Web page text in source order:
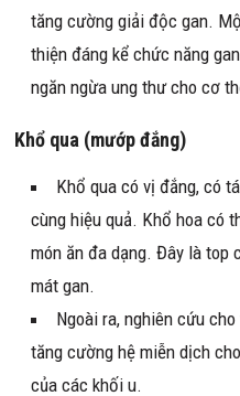
tăng cường giải độc gan.
thiện đáng kể chức năng
ngăn ngừa ung thư cho cơ
Khổ qua (mướp đắng)
Khổ qua có vị đắng, có
cùng hiệu quả. Khổ hoa có
món ăn đa dạng. Đây là top
mát gan.
Ngoài ra, nghiên cứu
tăng cường hệ miễn dịch
của các khối u.